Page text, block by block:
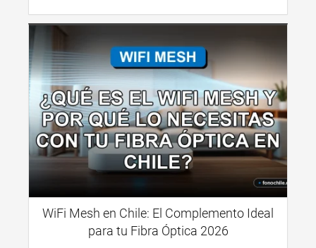
WiFi Mesh en Chile: El Complemento Ideal
para tu Fibra Óptica 2026